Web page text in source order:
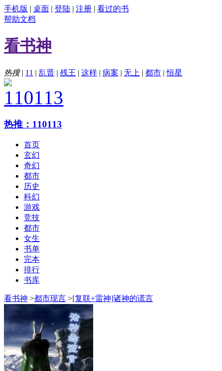
手机版 | 桌面 | 登陆 | 注册 | 看过的书
帮助文档
看书神
热搜| 11 | 乱晋 | 残王 | 这样 | 病案 | 无上 | 都市 |恒星
热推：110113
首页
玄幻
奇幻
都市
历史
科幻
游戏
竞技
都市
女生
书单
完本
排行
书库
看书神 >都市现言 >[复联+雷神]诸神的谎言